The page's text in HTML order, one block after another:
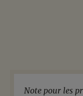
Note pour les